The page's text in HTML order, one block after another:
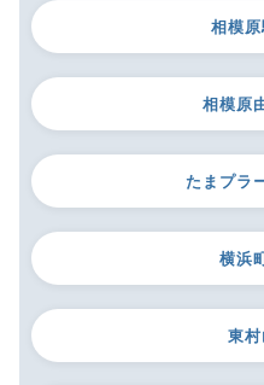
相模
相模原
たまプラ
横浜
東